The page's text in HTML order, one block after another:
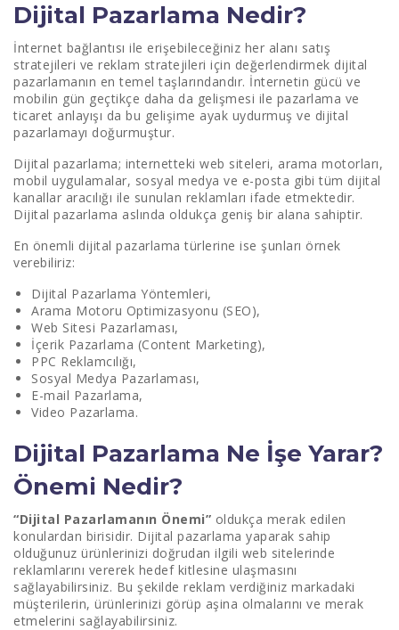
Dijital Pazarlama Çeşitleri Nelerdir?
Arama Motoru Reklamcılığı (Google Ads)
Arama Motoru Optimizasyonu (SEO)
Arama Motoru Pazarlaması (SEM - Search Engine
Sosyal Medya Pazarlaması
E-mail Marketing
Affiliate Marketing - Satış Ortaklığı
Influencer Marketing
Remarketing - Yeniden Pazarlama
İçerik Pazarlaması
Dijital Pazarlama Danışmanlığı Nedir?
Arasındaki Fark Nedir?
Dijital Pazarlama Nedir?
İnternet bağlantısı ile erişebileceğiniz her alanı satış
stratejileri ve reklam stratejileri için değerlendirmek dijital
pazarlamanın en temel taşlarındandır. İnternetin gücü ve
mobilin gün geçtikçe daha da gelişmesi ile pazarlama ve
ticaret anlayışı da bu gelişime ayak uydurmuş ve dijital
pazarlamayı doğurmuştur.
Dijital pazarlama; internetteki web siteleri, arama motorları,
mobil uygulamalar, sosyal medya ve e-posta gibi tüm dijital
kanallar aracılığı ile sunulan reklamları ifade etmektedir.
Dijital pazarlama aslında oldukça geniş bir alana sahiptir.
En önemli dijital pazarlama türlerine ise şunları örnek
verebiliriz:
Dijital Pazarlama Yöntemleri,
Arama Motoru Optimizasyonu (SEO),
Web Sitesi Pazarlaması,
İçerik Pazarlama (Content Marketing),
PPC Reklamcılığı,
Sosyal Medya Pazarlaması,
E-mail Pazarlama,
Video Pazarlama.
Dijital Pazarlama Ne İşe Yarar?
Önemi Nedir?
“Dijital Pazarlamanın Önemi” oldukça merak edilen
konulardan birisidir. Dijital pazarlama yaparak sahip
olduğunuz ürünlerinizi doğrudan ilgili web sitelerinde
reklamlarını vererek hedef kitlesine ulaşmasını
sağlayabilirsiniz. Bu şekilde reklam verdiğiniz markadaki
müşterilerin, ürünlerinizi görüp aşina olmalarını ve merak
etmelerini sağlayabilirsiniz.